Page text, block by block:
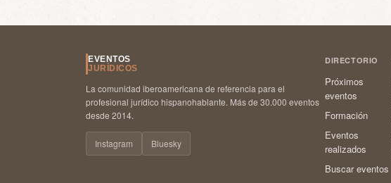
EVENTOS
JURÍDICOS
La comunidad iberoamericana de referencia para el
profesional jurídico hispanohablante. Más de 30.000 eventos
desde 2014.
Instagram Bluesky
DIRECTORIO
Próximos
eventos
Formación
Eventos
realizados
Buscar eventos